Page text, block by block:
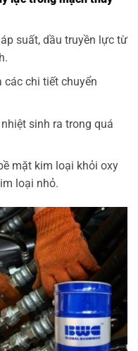
suất, dầu truyền lực từ
chi tiết chuyển
sinh ra trong quá
mặt kim loại khỏi oxy
loại nhỏ.